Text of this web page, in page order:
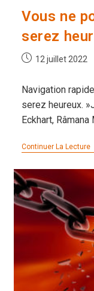
Vous ne
serez
Publication
12 juillet 2022
Navigation
serez heureux.
Eckhart,
Continuer La Lecture